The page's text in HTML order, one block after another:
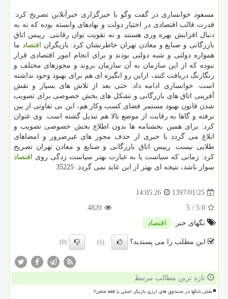
مسعود خوانساری در گفت وگو با خبرگزاری خبرآنلاین تصریح كرد:
قدرت قالب اقتصادی در اختیار دولت و نهادهای وابسته بوده كه نه به
دنبال افزایش بهره وری هستند و نه تقویت توان رقابتی. رییس اتاق
بازرگانی و صنایع و معادن تهران خاطرنشان كرد: بازیگران اقتصاد ما
همواره دولتی و شبه دولتی بودند و برای انجام امور اقتصادی قرار
نبوده كه از این سازمان به آن سازمان بروند و مجوزهای مختلف و
رنگارنگ دریافت كنند، ازاین رو انگیزه ای هم برای بهبود وجود نداشته
است. خوانساری ادامه داد: حتی بعد از تلاش های بسیار و نقش
آفرینی اتاق های بازرگانی و تشكل های بخش خصوصی برای تصویب
شدن قانون بهبود مستمر فضای كسب وكار هم، این بی تفاوتی از بین
نرفته و گاها به رقابت از موضع بالا هم تبدیل گشته است. وی عنوان
كرد: برای همین بخشنامه ها بدون اطلاع بخش خصوصی تصویب و
ابلاغ می گردد یا خبری از حذف مجوز های غیرضرور و امضاهای
طلایی نیست. رییس اتاق بازرگانی و صنایع و معادن تهران تصریح
كرد: زمانی كه سیاست یا به عبارت بهتر سیاست زدگی روی اقتصاد
سوار باشد، نتیجه ای بهتر از این عاید نمی گردد. 35225
1397/01/25
14:05:26
5.0
/ 5
4820
تگهای خبر:
اقتصاد
این مطلب را می پسندید؟ (1)
(0)
تازه ترین مطالب مرتبط
نقش بانکها در صندوق های ارزی بازیگر اصلی یا فقط ضامن؟